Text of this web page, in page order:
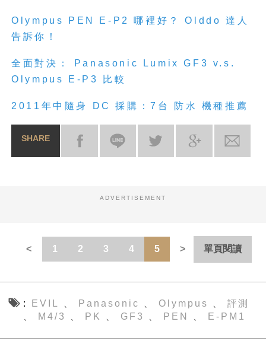
Olympus PEN E-P2 哪裡好？ Olddo 達人
告訴你！
全面對決： Panasonic Lumix GF3 v.s.
Olympus E-P3 比較
2011年中隨身 DC 採購：7台 防水 機種推薦
SHARE
ADVERTISEMENT
1 2 3 4 5 單頁閱讀
EVIL Panasonic Olympus 評測
M4/3 PK GF3 PEN E-PM1